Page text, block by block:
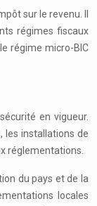
sur le revenu. Il
régimes fiscaux
régime micro-BIC
en vigueur.
les installations de
réglementations.
du pays et de la
locales